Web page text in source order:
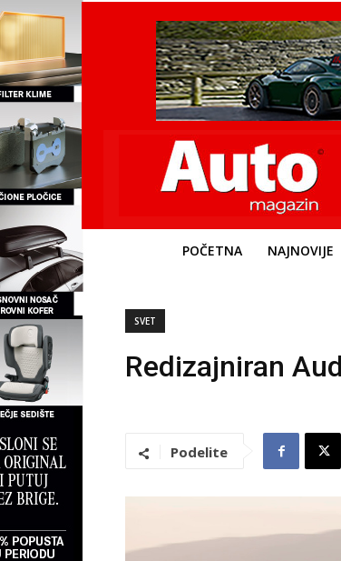
POČETNA NAJNOVIJE
SVET
Redizajniran
Podelite